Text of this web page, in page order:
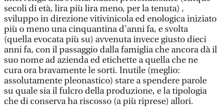
secoli di età, lira più lira meno, per la tenuta) ,
sviluppo in direzione vitivinicola ed enologica iniziato
più o meno una cinquantina d’anni fa, e svolta
(quella evocata più su) avvenuta invece giusto dieci
anni fa, con il passaggio dalla famiglia che ancora dà il
suo nome ad azienda ed etichette a quella che ne
cura ora bravamente le sorti. Inutile (meglio:
assolutamente pleonastico) stare a spendere parole
su quale sia il fulcro della produzione, e la tipologia
che di conserva ha riscosso (a più riprese) allori.